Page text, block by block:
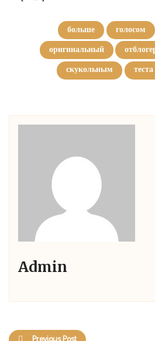
больше голосом
оригинальный
скукольным
теста
Admin